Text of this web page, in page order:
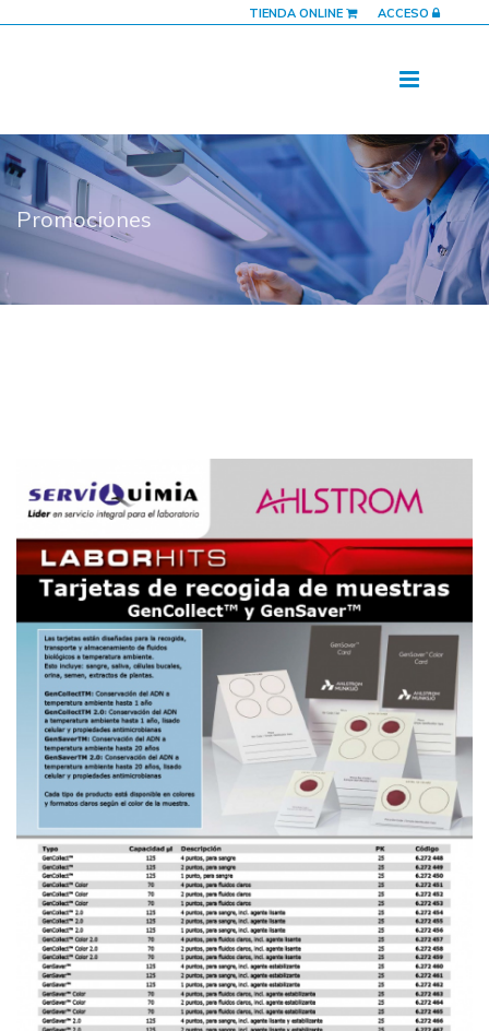
TIENDA ONLINE ACCESO
Promociones